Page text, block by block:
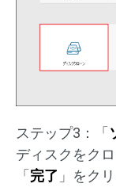
ステップ3：「
ディスクをク
「 完了 」をク